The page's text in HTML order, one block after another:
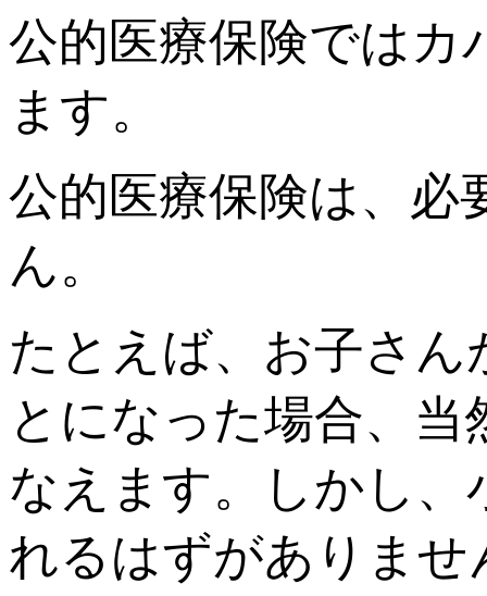
公的医療保険ではカ
ます。
公的医療保険は、必
ん。
たとえば、お子さ
とになった場合、
なえます。しかし
れるはずがありま